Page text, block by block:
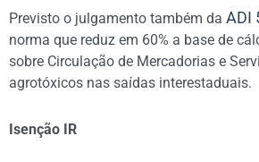
Previsto o julgamento também da ADI
norma que reduz em 60% a base de
sobre Circulação de Mercadorias e
agrotóxicos nas saídas interestaduais.
Isenção IR